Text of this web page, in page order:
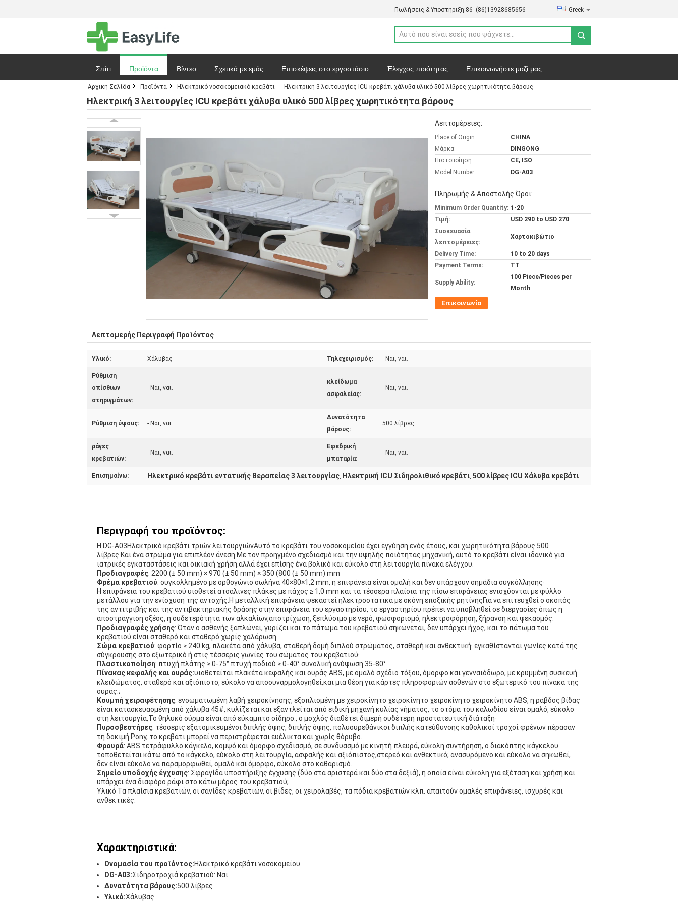
Πωλήσεις & Υποστήριξη:86--(86)13928685656 Greek
Σπίτι Προϊόντα Βίντεο Σχετικά με εμάς Επισκέψεις στο εργοστάσιο Έλεγχος ποιότητας Επικοινωνήστε μαζί μας
Ζητήστε ένα απόσπασμα Ειδήσεις Χάρτης ιστοσελίδας Πολιτική απορρήτου Υποθέσεις
Αρχική Σελίδα Προϊόντα Ηλεκτρικό νοσοκομειακό κρεβάτι Ηλεκτρική 3 λειτουργίες ICU κρεβάτι χάλυβα υλικό 500 λίβρες χωρητικότητα βάρους
Ηλεκτρική 3 λειτουργίες ICU κρεβάτι χάλυβα υλικό 500 λίβρες χωρητικότητα βάρους
Λεπτομέρειες:
Place of Origin:
CHINA
Μάρκα:
DINGONG
Πιστοποίηση:
CE, ISO
Model Number:
DG-A03
Πληρωμής & Αποστολής Όροι:
Minimum Order Quantity: 1-20
Τιμή:
USD 290 to USD 270
Συσκευασία
λεπτομέρειες:
Χαρτοκιβώτιο
Delivery Time:
10 to 20 days
Payment Terms:
TT
Supply Ability:
100 Piece/Pieces per
Month
Επικοινωνία
Λεπτομερής Περιγραφή Προϊόντος
Υλικό: Χάλυβας Τηλεχειρισμός: - Ναι, ναι.
Ρύθμιση
οπίσθιων
στηριγμάτων:
- Ναι, ναι.
κλείδωμα
ασφαλείας:
- Ναι, ναι.
Ρύθμιση ύψους: - Ναι, ναι.
Δυνατότητα
βάρους:
500 λίβρες
ράγες
κρεβατιών:
- Ναι, ναι.
Εφεδρική
μπαταρία:
- Ναι, ναι.
Επισημαίνω: Ηλεκτρικό κρεβάτι εντατικής θεραπείας 3 λειτουργίας, Ηλεκτρική ICU Σιδηρολιθικό κρεβάτι, 500 λίβρες ICU Χάλυβα κρεβάτι
Περιγραφή του προϊόντος:
Η DG-A03Ηλεκτρικό κρεβάτι τριών λειτουργιώνΑυτό το κρεβάτι του νοσοκομείου έχει εγγύηση ενός έτους, και χωρητικότητα βάρους 500
λίβρες.Και ένα στρώμα για επιπλέον άνεση.Με τον προηγμένο σχεδιασμό και την υψηλής ποιότητας μηχανική, αυτό το κρεβάτι είναι ιδανικό για
ιατρικές εγκαταστάσεις και οικιακή χρήση.αλλά έχει επίσης ένα βολικό και εύκολο στη λειτουργία πίνακα ελέγχου.
Προδιαγραφές: 2200 (± 50 mm) × 970 (± 50 mm) × 350 (800 (± 50 mm) mm·
Φρέμα κρεβατιού: συγκολλημένο με ορθογώνιο σωλήνα 40×80×1,2 mm, η επιφάνεια είναι ομαλή και δεν υπάρχουν σημάδια συγκόλλησης·
Η επιφάνεια του κρεβατιού υιοθετεί ατσάλινες πλάκες με πάχος ≥ 1,0 mm και τα τέσσερα πλαίσια της πίσω επιφάνειας ενισχύονται με φύλλο
μετάλλου για την ενίσχυση της αντοχής.Η μεταλλική επιφάνεια ψεκαστεί ηλεκτροστατικά με σκόνη εποξικής ρητίνηςΓια να επιτευχθεί ο σκοπός
της αντιτριβής και της αντιβακτηριακής δράσης στην επιφάνεια του εργαστηρίου, το εργαστηρίου πρέπει να υποβληθεί σε διεργασίες όπως η
αποστράγγιση οξέος, η ουδετερότητα των αλκαλίων,αποτρίχωση, ξεπλύσιμο με νερό, φωσφορισμό, ηλεκτροφόρηση, ξήρανση και ψεκασμός.
Προδιαγραφές χρήσης: Όταν ο ασθενής ξαπλώνει, γυρίζει και το πάτωμα του κρεβατιού σηκώνεται, δεν υπάρχει ήχος, και το πάτωμα του
κρεβατιού είναι σταθερό και σταθερό χωρίς χαλάρωση.
Σώμα κρεβατιού: φορτίο ≥ 240 kg, πλακέτα από χάλυβα, σταθερή δομή διπλού στρώματος, σταθερή και ανθεκτική· εγκαθίστανται γωνίες κατά της
σύγκρουσης στο εξωτερικό ή στις τέσσερις γωνίες του σώματος του κρεβατιού·
Πλαστικοποίηση: πτυχή πλάτης ≥ 0-75° πτυχή ποδιού ≥ 0-40° συνολική ανύψωση 35-80°
Πίνακας κεφαλής και ουράς:υιοθετείται πλακέτα κεφαλής και ουράς ABS, με ομαλό σχέδιο τόξου, όμορφο και γενναιόδωρο, με κρυμμένη συσκευή
κλειδώματος, σταθερό και αξιόπιστο, εύκολο να αποσυναρμολογηθεί,και μια θέση για κάρτες πληροφοριών ασθενών στο εξωτερικό του πίνακα της
ουράς.;
Κουμπή χειραφέτησης: ενσωματωμένη λαβή χειροκίνησης, εξοπλισμένη με χειροκίνητο χειροκίνητο χειροκίνητο χειροκίνητο ABS, η ράβδος βίδας
είναι κατασκευασμένη από χάλυβα 45#, κυλίζεται και εξαντλείται από ειδική μηχανή κυλίας νήματος, το στόμα του καλωδίου είναι ομαλό, εύκολο
στη λειτουργία,Το θηλυκό σύρμα είναι από εύκαμπτο σίδηρο., ο μοχλός διαθέτει διμερή ουδέτερη προστατευτική διάταξη·
Πυροσβεστήρες: τέσσερις εξατομικευμένοι διπλής όψης, διπλής όψης, πολυουρεθάνικοι διπλής κατεύθυνσης καθολικοί τροχοί φρένων πέρασαν
τη δοκιμή Pony, το κρεβάτι μπορεί να περιστρέφεται ευέλικτα και χωρίς θόρυβο.
Φρουρά: ABS τετράφυλλο κάγκελο, κομψό και όμορφο σχεδιασμό, σε συνδυασμό με κινητή πλευρά, εύκολη συντήρηση, ο διακόπτης κάγκελου
τοποθετείται κάτω από το κάγκελο, εύκολο στη λειτουργία, ασφαλής και αξιόπιστος,στερεό και ανθεκτικό; ανασυρόμενο και εύκολο να σηκωθεί,
δεν είναι εύκολο να παραμορφωθεί, ομαλό και όμορφο, εύκολο στο καθαρισμό.
Σημείο υποδοχής έγχυσης: Σφραγίδα υποστήριξης έγχυσης (δύο στα αριστερά και δύο στα δεξιά), η οποία είναι εύκολη για εξέταση και χρήση.και
υπάρχει ένα διαφόρο ράφι στο κάτω μέρος του κρεβατιού;
Υλικό Τα πλαίσια κρεβατιών, οι σανίδες κρεβατιών, οι βίδες, οι χειρολαβές, τα πόδια κρεβατιών κλπ. απαιτούν ομαλές επιφάνειες, ισχυρές και
ανθεκτικές.
Χαρακτηριστικά:
Ονομασία του προϊόντος:Ηλεκτρικό κρεβάτι νοσοκομείου
DG-A03:Σιδηροτροχιά κρεβατιού: Ναι
Δυνατότητα βάρους:500 λίβρες
Υλικό:Χάλυβας